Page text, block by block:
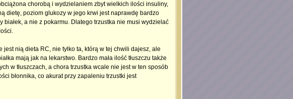
chorobą i wydzielaniem zbyt wielkich ilości insuliny,
dietę, poziom glukozy w jego krwi jest naprawdę bardzo
a nie z pokarmu. Dlatego trzustka nie musi wydzielać
nią dieta RC, nie tylko ta, którą w tej chwili dajesz, ale
mają jak na lekarstwo. Bardzo mała ilość tłuszczu także
w tłuszczach, a chora trzustka wcale nie jest w ten sposób
błonnika, co akurat przy zapaleniu trzustki jest